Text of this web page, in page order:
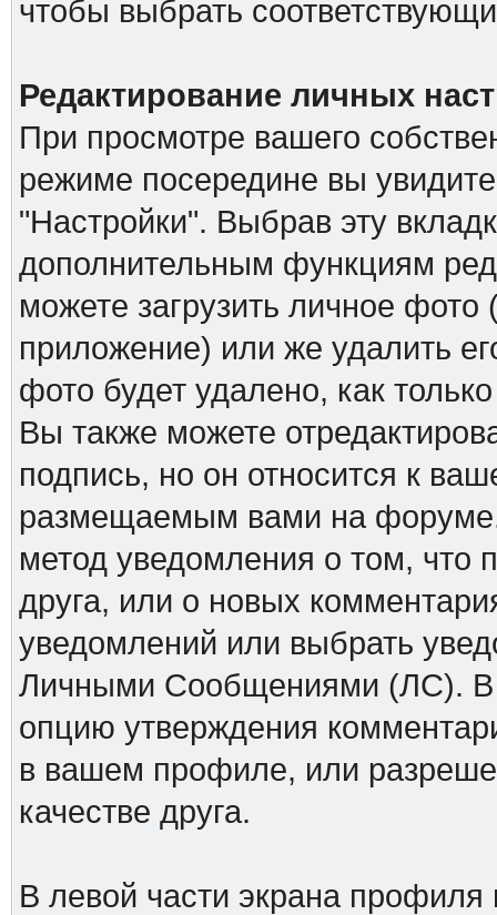
чтобы выбрать
Редактирование личных
При просмотре вашего
режиме посередине вы
"Настройки". Выбрав эту
дополнительным функциям
можете загрузить личное
приложение) или же удалить
фото будет удалено, как
Вы также можете
подпись, но он относится к
размещаемым вами на
метод уведомления о том, что
друга, или о новых
уведомлений или выбрать
Личными Сообщениями (ЛС). В
опцию утверждения
в вашем профиле, или
качестве друга.
В левой части экрана